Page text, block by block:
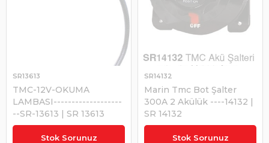
Stok Sorunuz
TMC-12V-OKUMA
LAMBASI-------------------
--SR-13613 | SR 13613
SR13613
₺1.025,81 Stok Sorunuz
Marin Tmc Bot Şalter
300A 2 Akülük ----14132 |
SR 14132
SR14132
₺2.027,75